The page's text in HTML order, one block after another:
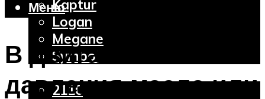
Kaptur
Logan
Megane
Symbol
Lada
2110
Меню
В двигателе нет
давления масла или